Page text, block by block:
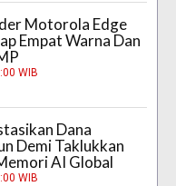
Motorola Edge
Empat Warna Dan
WIB
Dana
Demi Taklukkan
AI Global
WIB